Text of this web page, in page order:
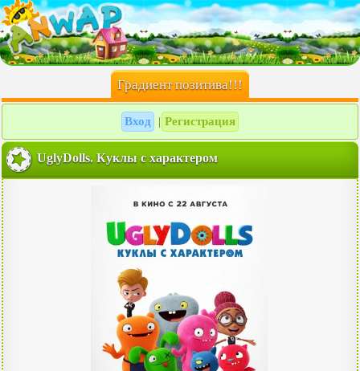
Градиент позитива!!!
Вход Регистрация
UglyDolls. Куклы с характером